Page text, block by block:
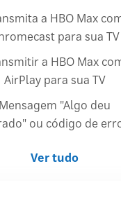
a HBO Max
para sua TV
a HBO Max
AirPlay para sua TV
Mensagem "Algo deu
ou código de
Ver tudo